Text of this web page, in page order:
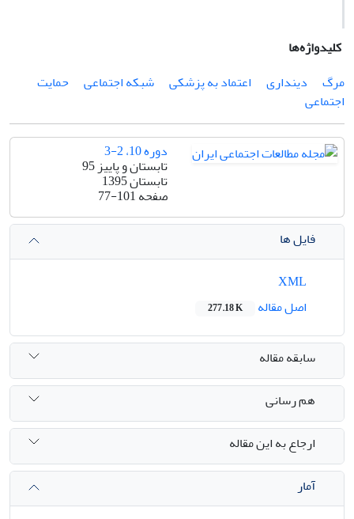
کلیدواژه‌ها
مرگ
دینداری اعتماد به پزشکی شبکه اجتماعی
حمایت
اجتماعی
دوره 10، 2-3
تابستان و پاییز 95
تابستان 1395
صفحه77-101
فایل ها
اصل مقاله
277.18 K
سابقه مقاله
هم رسانی
ارجاع به این مقاله
آمار